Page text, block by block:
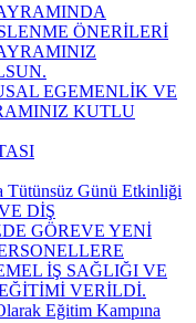
ÖNERİLERİ
EGEMENLİK VE
KUTLU
Tütünsüz Günü Etkinliği
DİŞ
GÖREVE YENİ
İŞ SAĞLIĞI VE
VERİLDİ.
Eğitim Kampına